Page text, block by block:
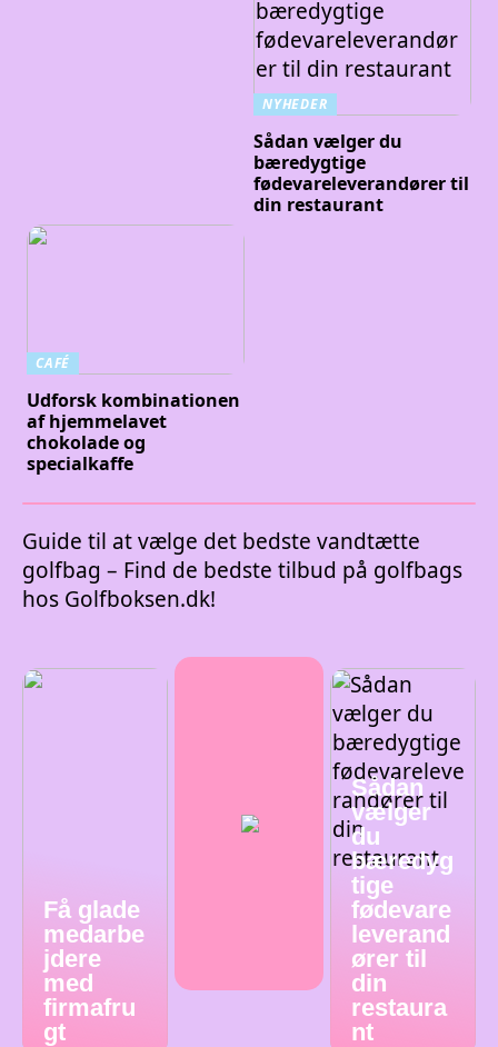
NYHEDER
Sådan vælger du
bæredygtige
fødevareleverandører til
din restaurant
CAFÉ
Udforsk kombinationen
af hjemmelavet
chokolade og
specialkaffe
Guide til at vælge det bedste vandtætte
golfbag – Find de bedste tilbud på golfbags
hos Golfboksen.dk!
Få glade
medarbe
jdere
med
firmafru
gt
Sådan
vælger
du
bæredyg
tige
fødevare
leverand
ører til
din
restaura
nt